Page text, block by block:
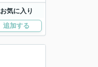
お気に入り
追加する